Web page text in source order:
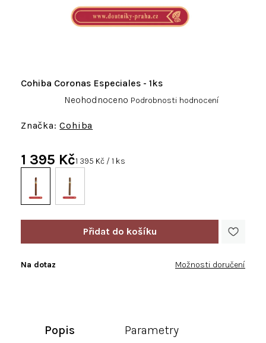
1 395 KčMěrná
1 395 Kč / 1 ks
Na dotaz Možnosti doručení
Cohiba Coronas Especiales - 1ks
Cohiba
Průměrné
produktu
z
5
hvězdiček.
Neohodnoceno Podrobnosti hodnocení
Popis Parametry